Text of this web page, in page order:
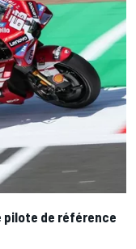
pilote de référence